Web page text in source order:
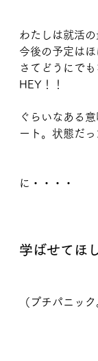
わたしは就活の
今後の予定はほ
さてどうにでも
HEY！！
ぐらいなある
ート。状態だっ
に・・・・
学ばせてほ
（プチパニック